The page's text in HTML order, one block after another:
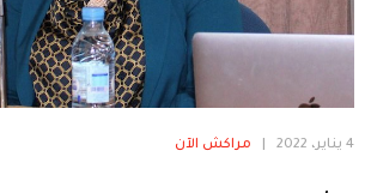
منوعة
4 يناير، 2022 مراكش الآن